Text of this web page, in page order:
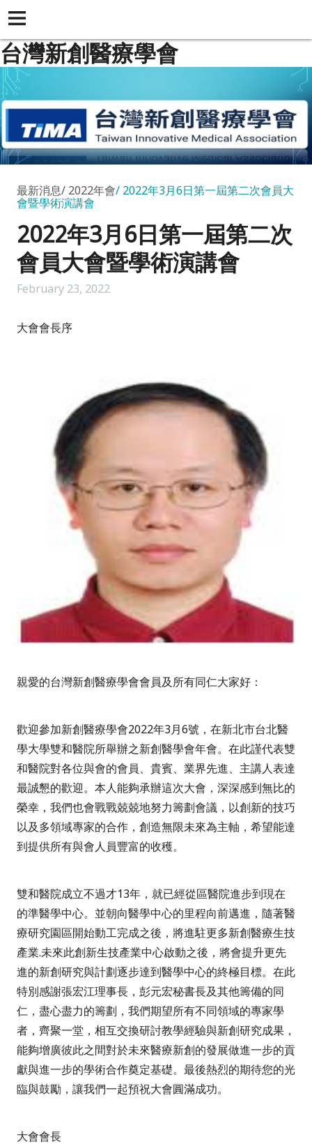
台灣新創醫療學會
最新消息 2022年會 2022年3月6日第一屆第二次會員大
會暨學術演講會
2022年3月6日第一屆第二次
會員大會暨學術演講會
February 23, 2022
大會會長序
親愛的台灣新創醫療學會會員及所有同仁大家好：
歡迎參加新創醫療學會2022年3月6號，在新北市台北醫
學大學雙和醫院所舉辦之新創醫學會年會。在此謹代表雙
和醫院對各位與會的會員、貴賓、業界先進、主講人表達
最誠懇的歡迎。本人能夠承辦這次大會，深深感到無比的
榮幸，我們也會戰戰兢兢地努力籌劃會議，以創新的技巧
以及多領域專家的合作，創造無限未來為主軸，希望能達
到提供所有與會人員豐富的收穫。
雙和醫院成立不過才13年，就已經從區醫院進步到現在
的準醫學中心。並朝向醫學中心的里程向前邁進，隨著醫
療研究園區開始動工完成之後，將進駐更多新創醫療生技
產業.未來此創新生技產業中心啟動之後，將會提升更先
進的新創研究與計劃逐步達到醫學中心的終極目標。在此
特別感謝張宏江理事長，彭元宏秘書長及其他籌備的同
仁，盡心盡力的籌劃，我們期望所有不同領域的專家學
者，齊聚一堂，相互交換研討教學經驗與新創研究成果，
能夠增廣彼此之間對於未來醫療新創的發展做進一步的貢
獻與進一步的學術合作奠定基礎。最後熱烈的期待您的光
臨與鼓勵，讓我們一起預祝大會圓滿成功。
大會會長